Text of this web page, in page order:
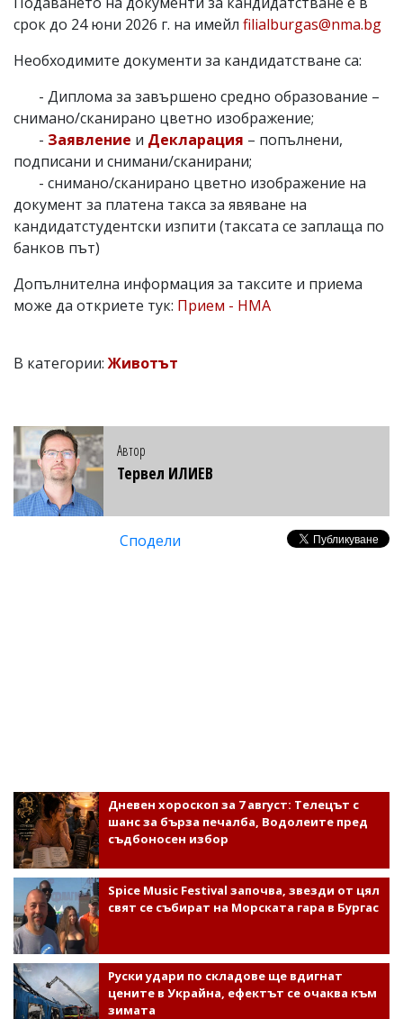
срок до 24 юни 2026 г. на имейл filialburgas@nma.bg
Необходимите документи за кандидатстване са:
- Диплома за завършено средно образование –
снимано/сканирано цветно изображение;
- Заявление и Декларация – попълнени,
подписани и снимани/сканирани;
- снимано/сканирано цветно изображение на
документ за платена такса за явяване на
кандидатстудентски изпити (таксата се заплаща по
банков път)
Допълнителна информация за таксите и приема
може да откриете тук: Прием - НМА
В категории:Животът
Автор
Тервел ИЛИЕВ
Сподели
Дневен хороскоп за 7 август: Телецът с
шанс за бърза печалба, Водолеите пред
съдбоносен избор
Spice Music Festival започва, звезди от цял
свят се събират на Морската гара в Бургас
Руски удари по складове ще вдигнат
цените в Украйна, ефектът се очаква към
зимата